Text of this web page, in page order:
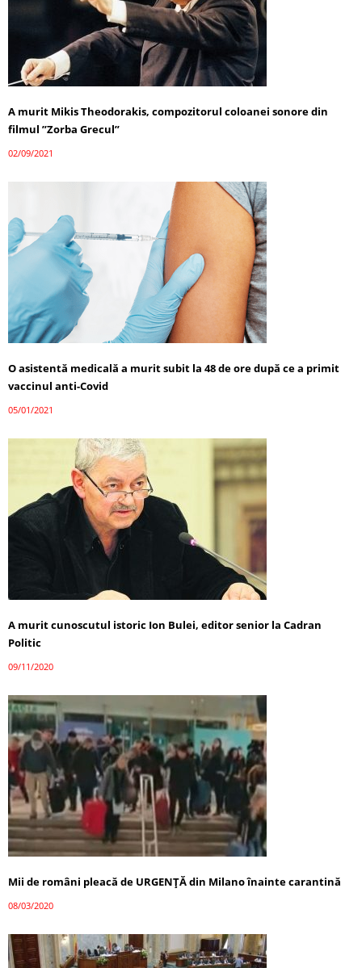
A murit Mikis Theodorakis, compozitorul coloanei sonore din
filmul ”Zorba Grecul”
02/09/2021
O asistentă medicală a murit subit la 48 de ore după ce a primit
vaccinul anti-Covid
05/01/2021
A murit cunoscutul istoric Ion Bulei, editor senior la Cadran
Politic
09/11/2020
Mii de români pleacă de URGENȚĂ din Milano înainte carantină
08/03/2020